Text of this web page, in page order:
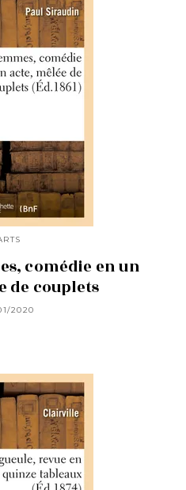
comédie en un
de couplets
2020